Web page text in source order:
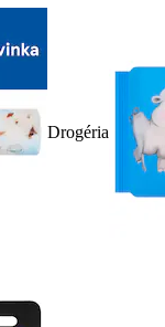
Drogéria